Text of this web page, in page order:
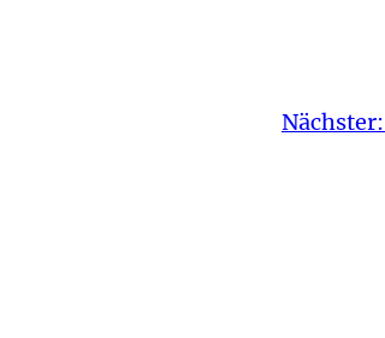
Nächster: